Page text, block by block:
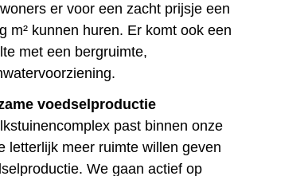
er voor een zacht prijsje een
m² kunnen huren. Er komt ook een
met een bergruimte,
voedselproductie
past binnen onze
letterlijk meer ruimte willen geven
We gaan actief op